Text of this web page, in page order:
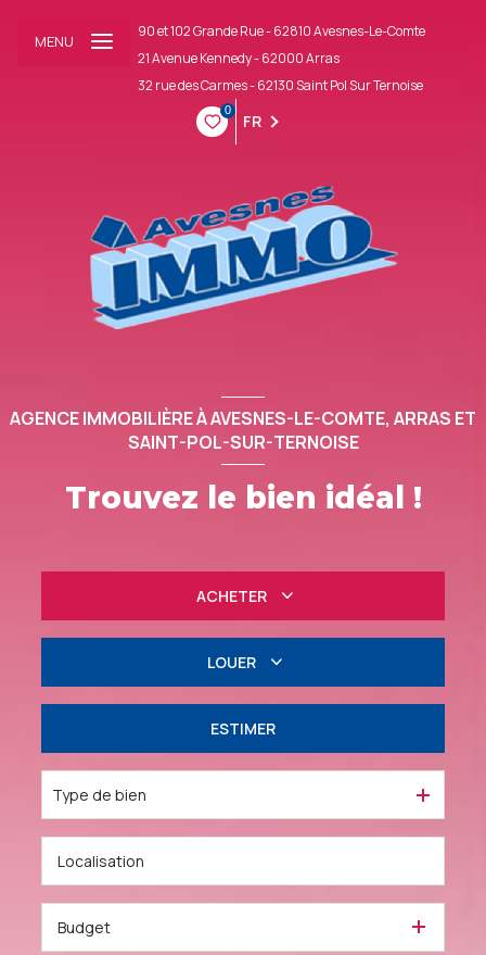
90 et 102 Grande Rue - 62810 Avesnes-Le-Comte
21 Avenue Kennedy - 62000 Arras
32 rue des Carmes - 62130 Saint Pol Sur Ternoise
0
FR
MENU
AGENCE IMMOBILIÈRE À AVESNES-LE-COMTE, ARRAS ET
SAINT-POL-SUR-TERNOISE
Trouvez le bien idéal !
ACHETER
Professionnel
LOUER
Professionnel
ESTIMER
Type de bien
Budget